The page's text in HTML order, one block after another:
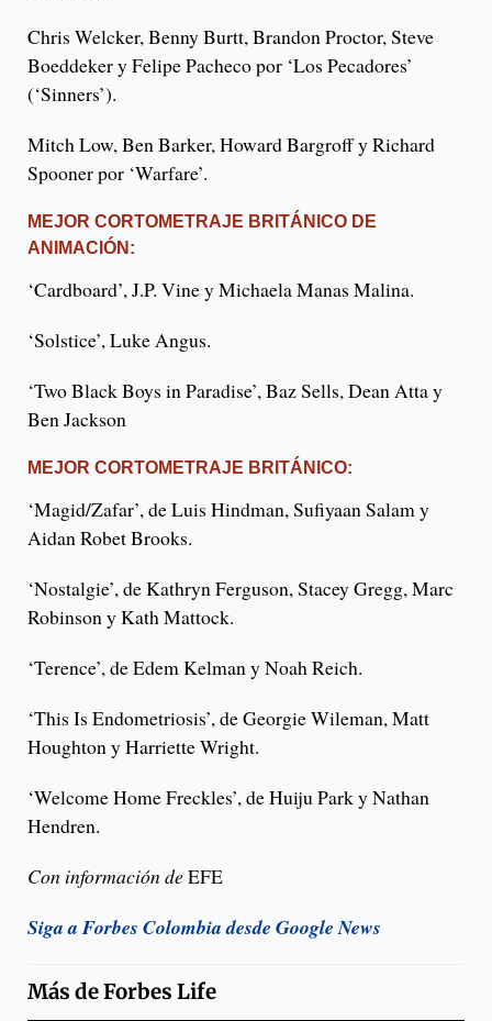
Chris Welcker, Benny Burtt, Brandon Proctor, Steve
Boeddeker y Felipe Pacheco por ‘Los Pecadores’
(‘Sinners’).
Mitch Low, Ben Barker, Howard Bargroff y Richard
Spooner por ‘Warfare’.
MEJOR CORTOMETRAJE BRITÁNICO DE
ANIMACIÓN:
‘Cardboard’, J.P. Vine y Michaela Manas Malina.
‘Solstice’, Luke Angus.
‘Two Black Boys in Paradise’, Baz Sells, Dean Atta y
Ben Jackson
MEJOR CORTOMETRAJE BRITÁNICO:
‘Magid/Zafar’, de Luis Hindman, Sufiyaan Salam y
Aidan Robet Brooks.
‘Nostalgie’, de Kathryn Ferguson, Stacey Gregg, Marc
Robinson y Kath Mattock.
‘Terence’, de Edem Kelman y Noah Reich.
‘This Is Endometriosis’, de Georgie Wileman, Matt
Houghton y Harriette Wright.
‘Welcome Home Freckles’, de Huiju Park y Nathan
Hendren.
Con información deEFE
Siga a Forbes Colombia desde Google News
Más deForbes Life